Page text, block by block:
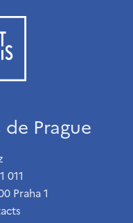
Prague
011
Praha 1